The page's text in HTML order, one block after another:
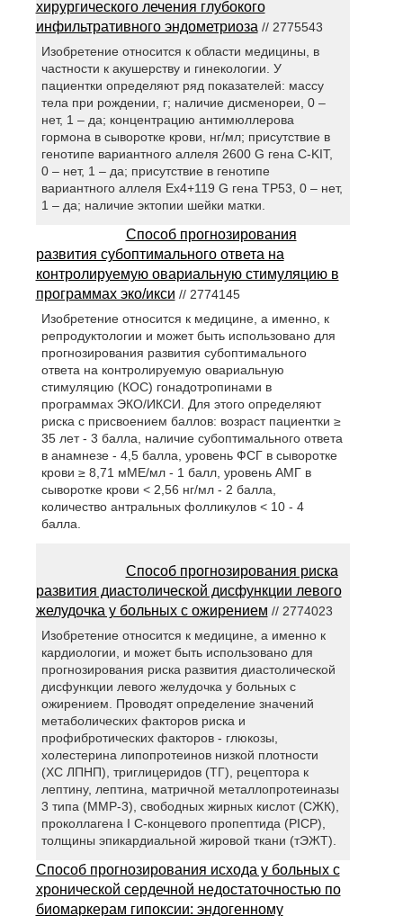
хирургического лечения глубокого
инфильтративного эндометриоза // 2775543
Изобретение относится к области медицины, в
частности к акушерству и гинекологии. У
пациентки определяют ряд показателей: массу
тела при рождении, г; наличие дисменореи, 0 –
нет, 1 – да; концентрацию антимюллерова
гормона в сыворотке крови, нг/мл; присутствие в
генотипе вариантного аллеля 2600 G гена C-KIT,
0 – нет, 1 – да; присутствие в генотипе
вариантного аллеля Ex4+119 G гена TP53, 0 – нет,
1 – да; наличие эктопии шейки матки.
Способ прогнозирования
развития субоптимального ответа на
контролируемую овариальную стимуляцию в
программах эко/икси // 2774145
Изобретение относится к медицине, а именно, к
репродуктологии и может быть использовано для
прогнозирования развития субоптимального
ответа на контролируемую овариальную
стимуляцию (КОС) гонадотропинами в
программах ЭКО/ИКСИ. Для этого определяют
риска с присвоением баллов: возраст пациентки ≥
35 лет - 3 балла, наличие субоптимального ответа
в анамнезе - 4,5 балла, уровень ФСГ в сыворотке
крови ≥ 8,71 мМЕ/мл - 1 балл, уровень АМГ в
сыворотке крови < 2,56 нг/мл - 2 балла,
количество антральных фолликулов < 10 - 4
балла.
Способ прогнозирования риска
развития диастолической дисфункции левого
желудочка у больных с ожирением // 2774023
Изобретение относится к медицине, а именно к
кардиологии, и может быть использовано для
прогнозирования риска развития диастолической
дисфункции левого желудочка у больных с
ожирением. Проводят определение значений
метаболических факторов риска и
профибротических факторов - глюкозы,
холестерина липопротеинов низкой плотности
(ХС ЛПНП), триглицеридов (ТГ), рецептора к
лептину, лептина, матричной металлопротеиназы
3 типа (ММР-3), свободных жирных кислот (СЖК),
проколлагена I С-концевого пропептида (PICP),
толщины эпикардиальной жировой ткани (тЭЖТ).
Способ прогнозирования исхода у больных с
хронической сердечной недостаточностью по
биомаркерам гипоксии: эндогенному